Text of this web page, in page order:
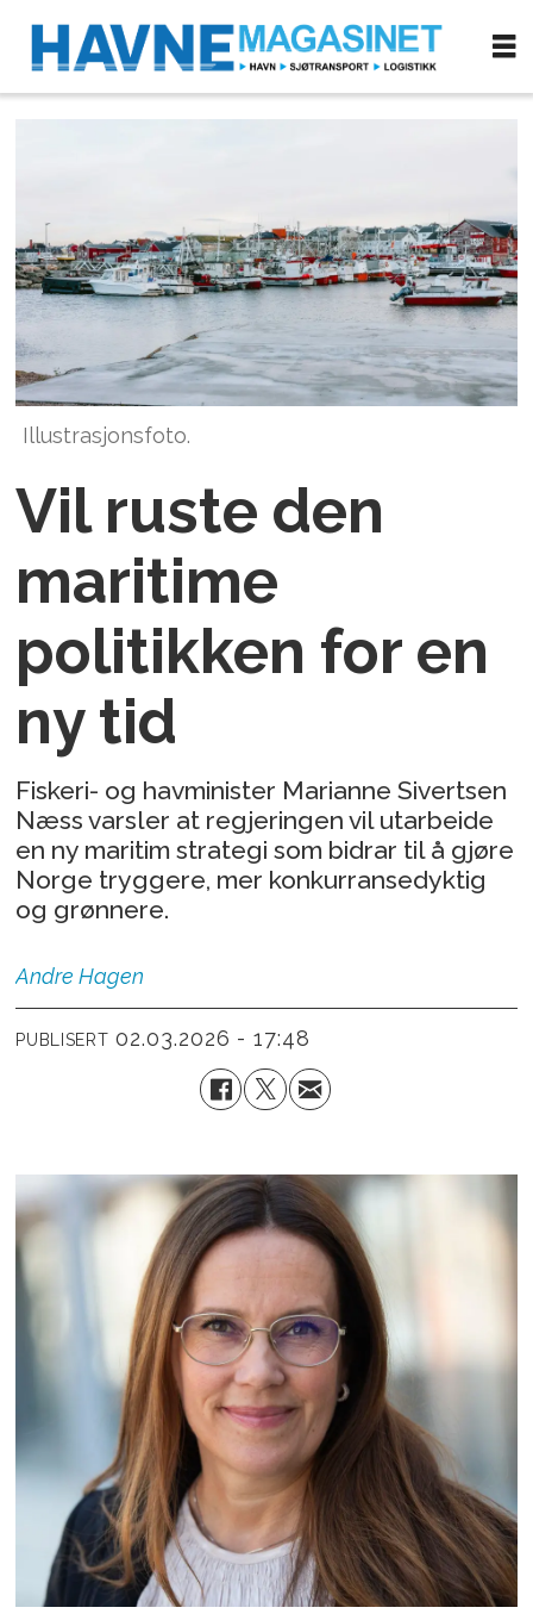
Illustrasjonsfoto.
Vil ruste den
maritime
politikken for en
ny tid
Fiskeri- og havminister Marianne Sivertsen
Næss varsler at regjeringen vil utarbeide
en ny maritim strategi som bidrar til å gjøre
Norge tryggere, mer konkurransedyktig
og grønnere.
Andre Hagen
PUBLISERT 02.03.2026 - 17:48